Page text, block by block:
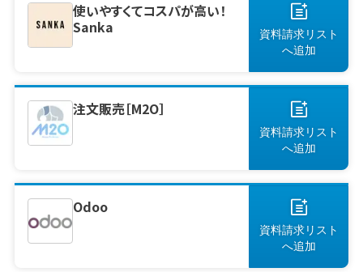
使いやすくてコスパが高い！
Sanka
資料請求リスト
へ追加
注文販売［M2O］
資料請求リスト
へ追加
Odoo
資料請求リスト
へ追加